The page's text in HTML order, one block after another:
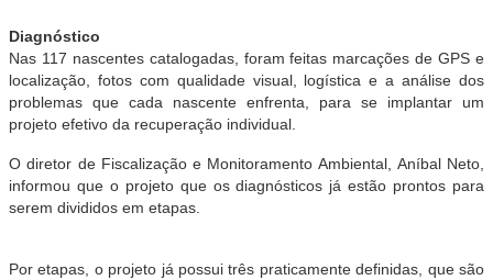
Diagnóstico
Nas 117 nascentes catalogadas, foram feitas marcações de GPS e
localização, fotos com qualidade visual, logística e a análise dos
problemas que cada nascente enfrenta, para se implantar um
projeto efetivo da recuperação individual.
O diretor de Fiscalização e Monitoramento Ambiental, Aníbal Neto,
informou que o projeto que os diagnósticos já estão prontos para
serem divididos em etapas.
Por etapas, o projeto já possui três praticamente definidas, que são